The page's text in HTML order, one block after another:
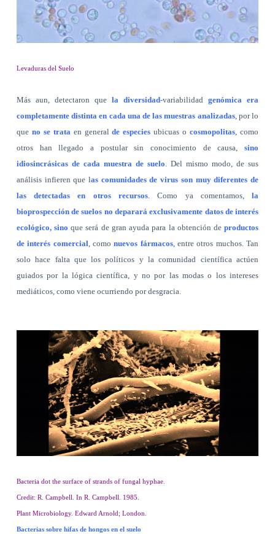
Levaduras del Suelo
Más aun, detectaron quela diversidad-variabilidadgenómica era
completamente distinta en cada una de las muestras analizadas, por lo
que no se trata en generalde especies ubicuas ocosmopolitas, como
otros han llegado a postular sin conocimiento de causa,sino
idiosincrásicas de cada muestra de suelo. Del mismo modo, de sus
análisis infieren que las comunidades de virus son muy diferentes de
las detectadas en otros recursos. Como ya comentamos,la
bioprospección de suelos no deparará exclusivamente datos de interés
ecológico, sinoque será de gran ayuda para la obtención deproductos
de interés comercial, como nuevos fármacos, entre otros muchos. Tan
solo hace falta que los políticos y la comunidad científica actúen
guiados por la lógica científica, y no por las modas o los intereses
mediáticos, como viene ocurriendo por desgracia.
Bacteria dot the surface of strands of fungal hyphae.
Credit: R. Campbell. In R. Campbell. 1985.
Plant Microbiology. Edward Arnold; London.
Bacterias sobre hifas de hongos en el suelo